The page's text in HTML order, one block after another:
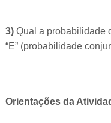
3) Qual a probabilidade
“E” (probabilidade
Orientações da